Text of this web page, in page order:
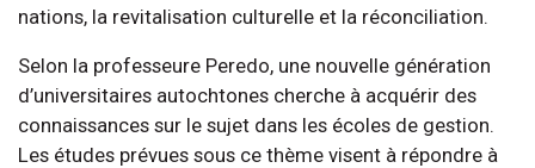
nations, la revitalisation culturelle et la réconciliation.
Selon la professeure Peredo, une nouvelle génération
d’universitaires autochtones cherche à acquérir des
connaissances sur le sujet dans les écoles de gestion.
Les études prévues sous ce thème visent à répondre à